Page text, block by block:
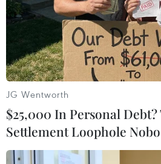
đầu tiên tại Việt Nam, được công
năm 2008 được công nhận là Di
diện của nhân loại. (Ảnh:
JG Wentworth
$25,000 In Personal Debt?
Settlement Loophole